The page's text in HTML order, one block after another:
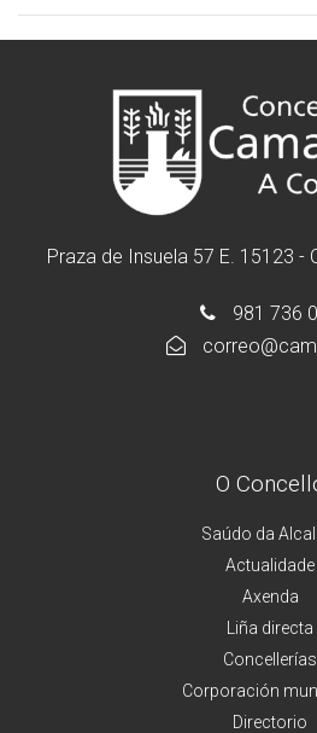
Praza de Insuela 57 E. 15123 -
981 736
O
Saúdo da
Actualidade
Axenda
Liña directa
Concellerías
Corporación
Directorio